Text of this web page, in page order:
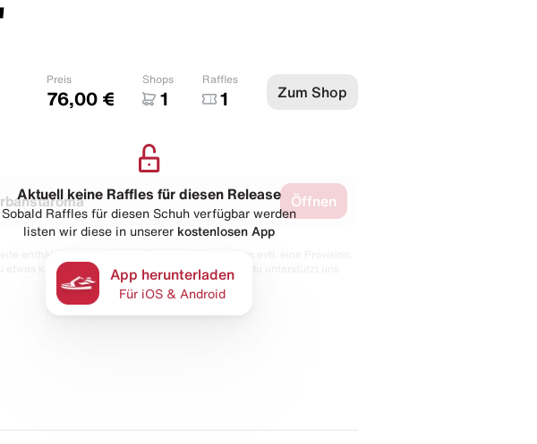
Preis
76,00 €
Shops
1
Raffles
1 Zum Shop
Öffnen
enthält Links zu unseren Partnern. Wir erhalten evtl. eine Provision,
etwas kaufst. Für dich bleibt der Preis gleich und du unterstützt uns
Aktuell keine Raffles für diesen Release
Sobald Raffles für diesen Schuh verfügbar werden
listen wir diese in unserer kostenlosen App
App herunterladen
Für iOS & Android